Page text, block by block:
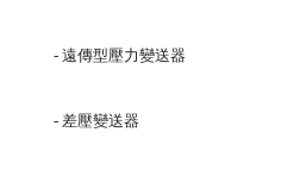
- 遠傳型壓力變送器
- 差壓變送器